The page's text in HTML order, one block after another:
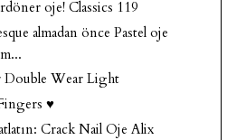
oje! Classics 119
almadan önce Pastel oje
Double Wear Light
♥
Crack Nail Oje Alix